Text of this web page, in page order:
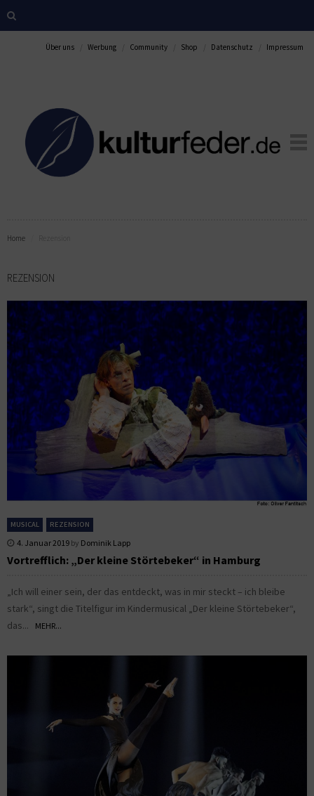
Über uns Werbung Community Shop Datenschutz Impressum
Home
REZENSION
MUSICAL REZENSION
4. Januar 2019 by Dominik Lapp
Vortrefflich: „Der kleine Störtebeker“ in Hamburg
„Ich will einer sein, der das entdeckt, was in mir steckt – ich bleibe
stark“, singt die Titelfigur im Kindermusical „Der kleine Störtebeker“,
das...
MEHR...